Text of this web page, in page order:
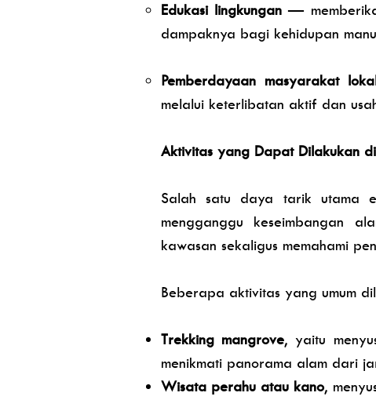
Edukasi lingkungan—
dampaknya bagi kehidupan
Pemberdayaan masyarakat
melalui keterlibatan aktif dan
Aktivitas yang Dapat Dilakukan
Salah satu daya tarik utama
mengganggu keseimbangan
kawasan sekaligus memahami
Beberapa aktivitas yang umum
Trekking mangrove, yaitu
menikmati panorama alam dari
Wisata perahu atau kano,